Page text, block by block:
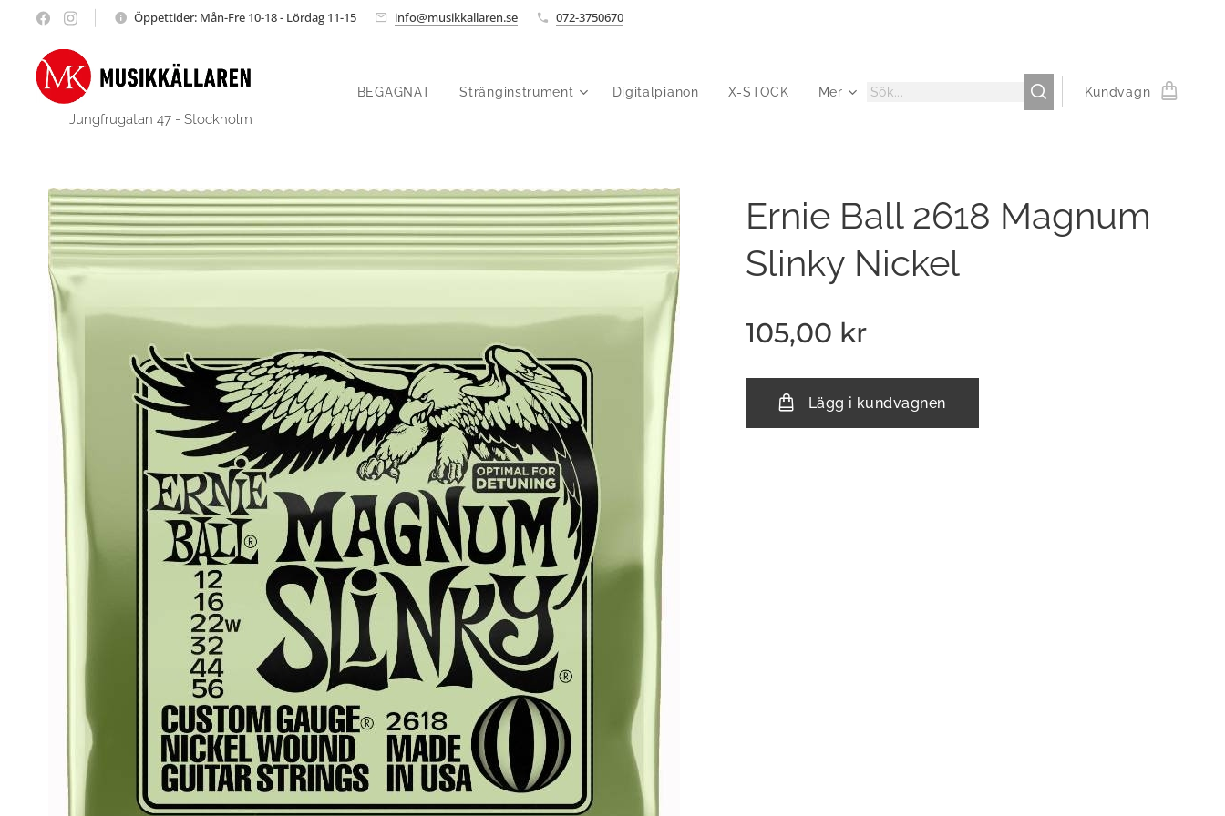
Öppettider: Mån-Fre 10-18 - Lördag 11-15 info@musikkallaren.se 072-3750670
Jungfrugatan 47 - Stockholm
BEGAGNAT Stränginstrument Digitalpianon X-STOCK Mer Kundvagn
Ernie Ball 2618 Magnum
Slinky Nickel
105,00 kr
Lägg i kundvagnen